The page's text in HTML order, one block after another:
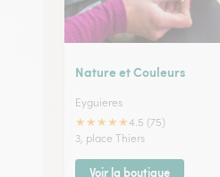
Nature et Couleurs
Eyguieres
★★★★★4.5 (75)
3, place Thiers
Voir la boutique